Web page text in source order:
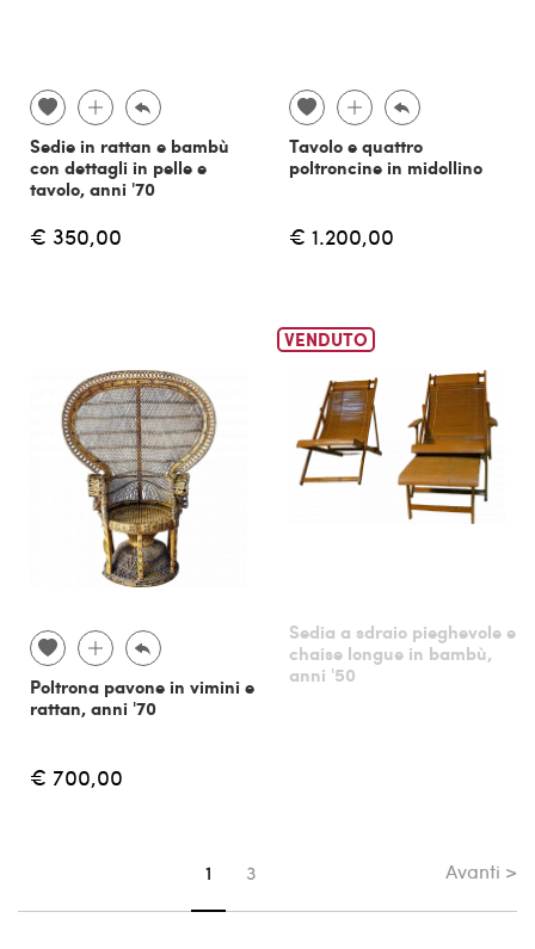
Sedie in rattan e bambù
con dettagli in pelle e
tavolo, anni '70
€ 350,00
Tavolo e quattro
poltroncine in midollino
€ 1.200,00
Poltrona pavone in vimini e
rattan, anni '70
€ 700,00
VENDUTO
Sedia a sdraio pieghevole e
chaise longue in bambù,
anni '50
Sei su pagina
1 3 Avanti >